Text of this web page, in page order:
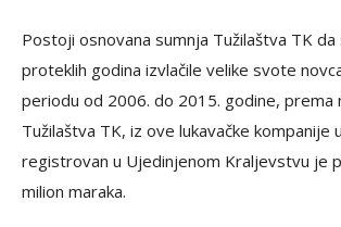
Postoji osnovana sumnja Tužilaštva TK
proteklih godina izvlačile velike svote
periodu od 2006. do 2015. godine, prema
Tužilaštva TK, iz ove lukavačke kompanije
registrovan u Ujedinjenom Kraljevstvu je
milion maraka.